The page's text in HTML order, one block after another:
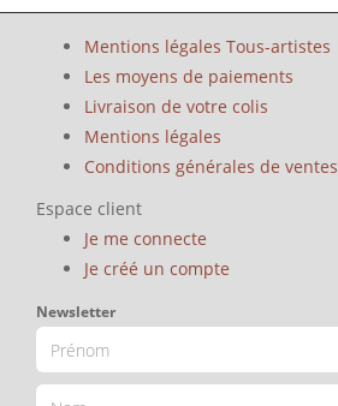
Mentions légales Tous-artistes
Les moyens de paiements
Livraison de votre colis
Mentions légales
Conditions générales de ventes
Espace client
Je me connecte
Je créé un compte
Newsletter